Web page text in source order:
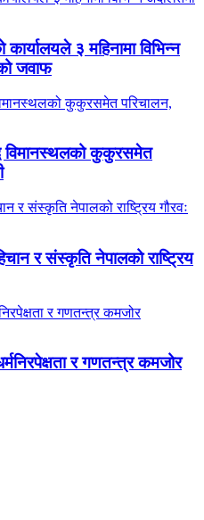
३ महिनामा विभिन्न
जवाफ
विमानस्थलको कुकुरसमेत
र संस्कृति नेपालको राष्ट्रिय
र गणतन्त्र कमजोर